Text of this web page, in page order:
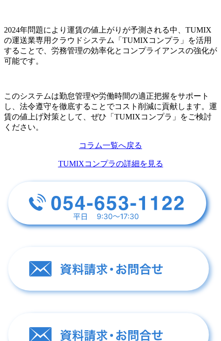
2024年問題により運賃の値上がりが予測される中、TUMIX
の運送業専用クラウドシステム「TUMIXコンプラ」を活用
することで、労務管理の効率化とコンプライアンスの強化が
可能です。
このシステムは勤怠管理や労働時間の適正把握をサポート
し、法令遵守を徹底することでコスト削減に貢献します。運
賃の値上げ対策として、ぜひ「TUMIXコンプラ」をご検討
ください。
コラム一覧へ戻る
TUMIXコンプラの詳細を見る